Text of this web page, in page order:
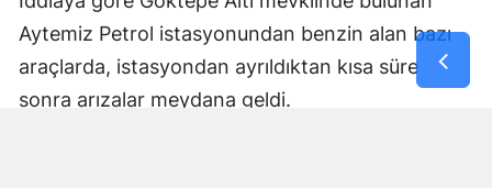
Okunma Süresi: 3 dk